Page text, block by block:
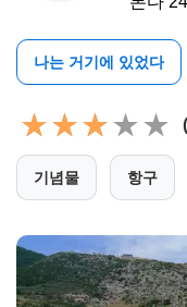
나는 거기에 있었다
기념물 항구